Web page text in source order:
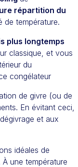
répartition du
de température.
plus longtemps
classique, et vous
du
congélateur
de givre (ou de
En évitant ceci,
et aux
idéales de
une température